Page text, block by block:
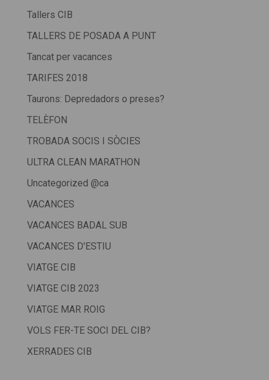
Tallers CIB
TALLERS DE POSADA A PUNT
Tancat per vacances
TARIFES 2018
Taurons: Depredadors o preses?
TELÈFON
TROBADA SOCIS I SÒCIES
ULTRA CLEAN MARATHON
Uncategorized @ca
VACANCES
VACANCES BADAL SUB
VACANCES D'ESTIU
VIATGE CIB
VIATGE CIB 2023
VIATGE MAR ROIG
VOLS FER-TE SOCI DEL CIB?
XERRADES CIB